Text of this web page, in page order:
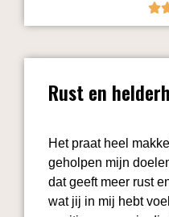
Rust en
Het praat heel
geholpen mijn
dat geeft meer rust
wat jij in mij hebt